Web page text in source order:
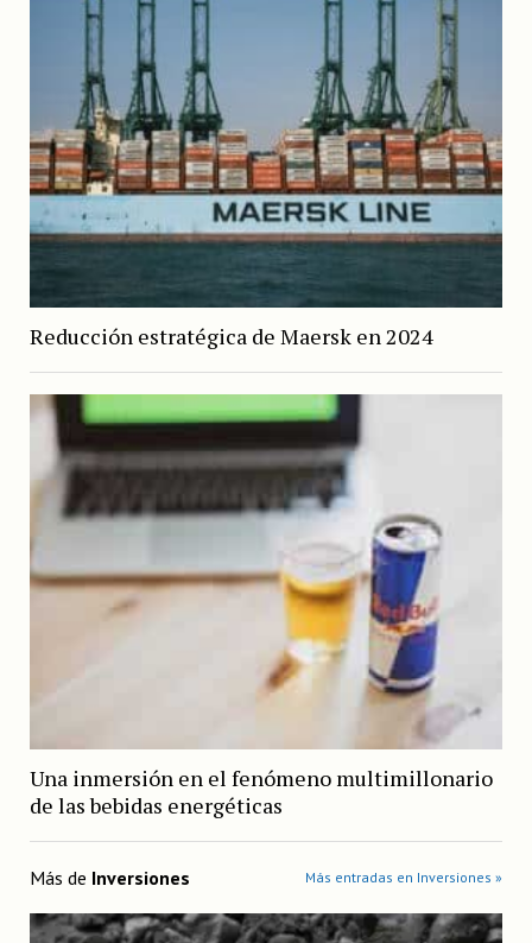
Reducción estratégica de Maersk en 2024
Una inmersión en el fenómeno multimillonario
de las bebidas energéticas
Más de Inversiones Más entradas en Inversiones »